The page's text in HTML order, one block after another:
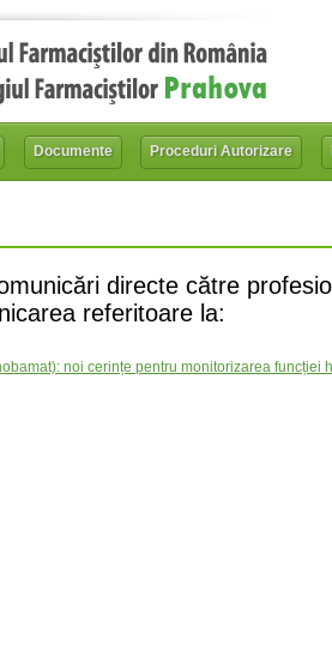
Documente Proceduri Autorizare
directe către
referitoare la:
noi cerințe pentru monitorizarea